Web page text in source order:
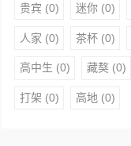
贵宾 (0) 迷你(0)
人家 (0) 茶杯(0)
高中生 (0) 藏獒(0)
打架 (0) 高地 (0)